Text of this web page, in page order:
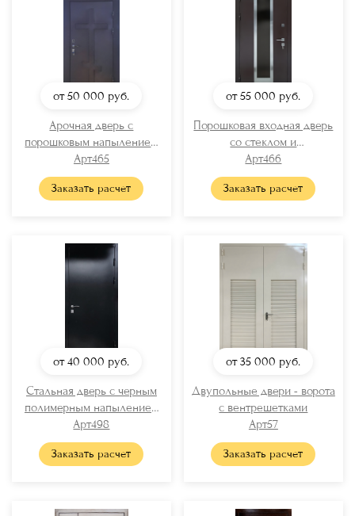
от 50 000 руб.
Арочная дверь с
порошковым напылением
для храма
Арт465
Заказать расчет
от 55 000 руб.
Порошковая входная дверь
со стеклом и
хромированными вставками
Арт466
Заказать расчет
от 40 000 руб.
Стальная дверь с черным
полимерным напылением
«шагрень»
Арт498
Заказать расчет
от 35 000 руб.
Двупольные двери - ворота
с вентрешетками
Арт57
Заказать расчет